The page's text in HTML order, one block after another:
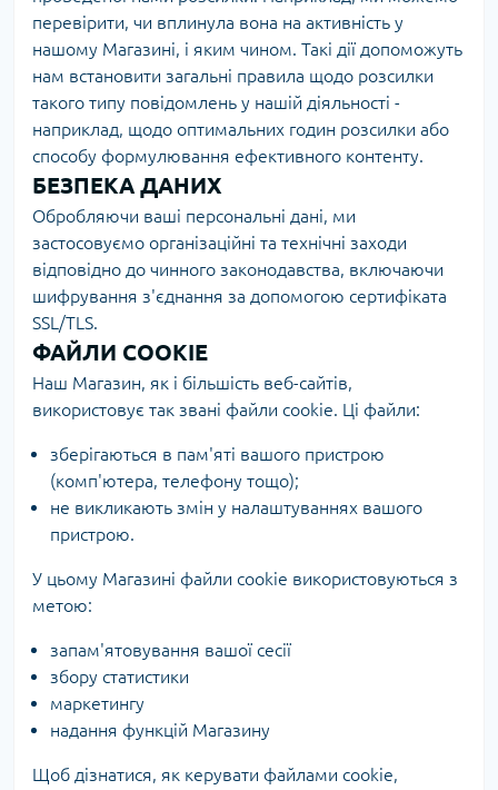
перевірити, чи вплинула вона на активність у
нашому Магазині, і яким чином. Такі дії допоможуть
нам встановити загальні правила щодо розсилки
такого типу повідомлень у нашій діяльності -
наприклад, щодо оптимальних годин розсилки або
способу формулювання ефективного контенту.
БЕЗПЕКА ДАНИХ
Обробляючи ваші персональні дані, ми
застосовуємо організаційні та технічні заходи
відповідно до чинного законодавства, включаючи
шифрування з'єднання за допомогою сертифіката
SSL/TLS.
ФАЙЛИ COOKIE
Наш Магазин, як і більшість веб-сайтів,
використовує так звані файли cookie. Ці файли:
зберігаються в пам'яті вашого пристрою
(комп'ютера, телефону тощо);
не викликають змін у налаштуваннях вашого
пристрою.
У цьому Магазині файли cookie використовуються з
метою:
запам'ятовування вашої сесії
збору статистики
маркетингу
надання функцій Магазину
Щоб дізнатися, як керувати файлами cookie,